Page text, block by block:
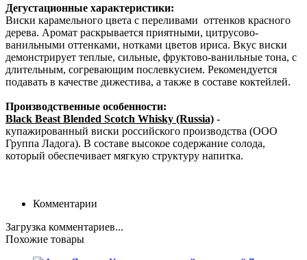
Дегустационные характеристики:
Виски карамельного цвета с переливами оттенков красного
дерева. Аромат раскрывается приятными, цитрусово-
ванильными оттенками, нотками цветов ириса. Вкус виски
демонстрирует теплые, сильные, фруктово-ванильные тона, с
длительным, согревающим послевкусием. Рекомендуется
подавать в качестве дижестива, а также в составе коктейлей.
Производственные особенности:
Black Beast Blended Scotch Whisky (Russia) -
купажированный виски российского производства (ООО
Группа Ладога). В составе высокое содержание солода,
который обеспечивает мягкую структуру напитка.
Комментарии
Загрузка комментариев...
Похожие товары